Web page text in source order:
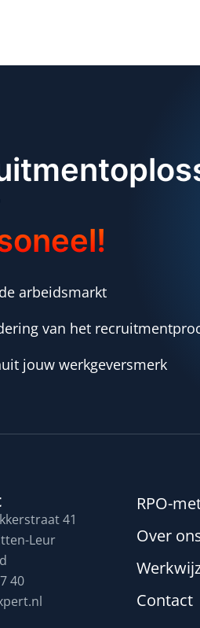
arbeidsmarkt
van het
jouw werkgeversmerk
41
Leur
40
RPO-
Over
Contact